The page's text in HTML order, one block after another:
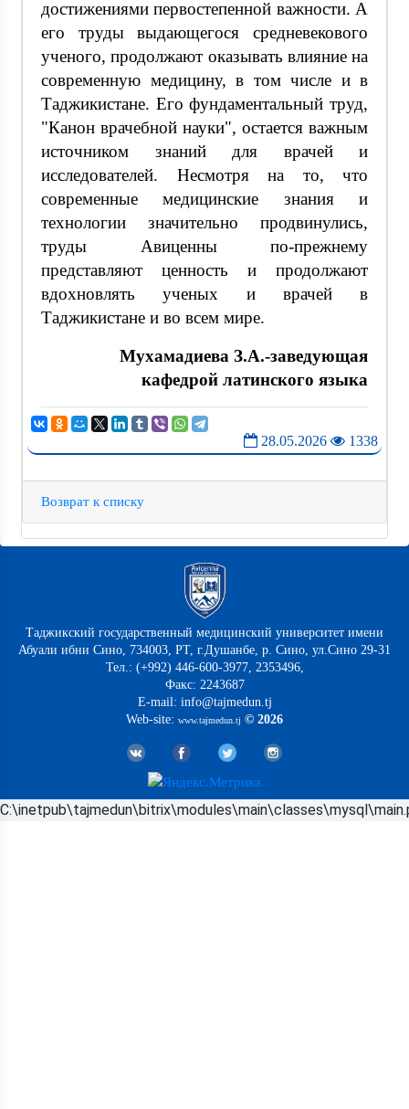
достижениями первостепенной важности. А
его труды выдающегося средневекового
ученого, продолжают оказывать влияние на
современную медицину, в том числе и в
Таджикистане. Его фундаментальный труд,
"Канон врачебной науки", остается важным
источником знаний для врачей и
исследователей. Несмотря на то, что
современные медицинские знания и
технологии значительно продвинулись,
труды Авиценны по-прежнему
представляют ценность и продолжают
вдохновлять ученых и врачей в
Таджикистане и во всем мире.
Мухамадиева З.А.-заведующая
кафедрой латинского языка
28.05.2026 1338
Возврат к списку
Таджикский государственный медицинский университет имени
Абуали ибни Сино, 734003, РТ, г.Душанбе, р. Сино, ул.Сино 29-31
Тел.: (+992) 446-600-3977, 2353496,
Факс: 2243687
E-mail: info@tajmedun.tj
Web-site: www.tajmedun.tj © 2026